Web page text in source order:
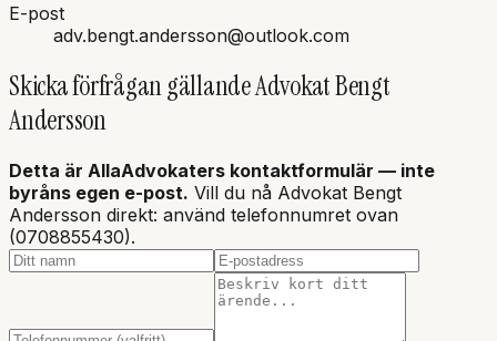
E-post
adv.bengt.andersson@outlook.com
Skicka förfrågan gällandeAdvokat Bengt
Andersson
Detta är AllaAdvokaters kontaktformulär — inte
byråns egen e-post. Vill du nå Advokat Bengt
Andersson direkt: använd telefonnumret ovan
(0708855430).